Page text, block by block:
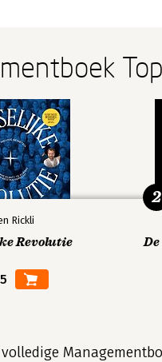
Rickli
Revolutie
2